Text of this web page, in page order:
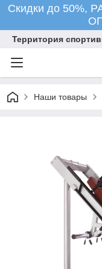
Скидки до 50%,
Территория
Наши товары